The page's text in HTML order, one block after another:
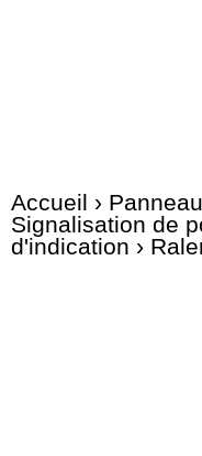
Accueil ›
Signalisation de
d'indication ›